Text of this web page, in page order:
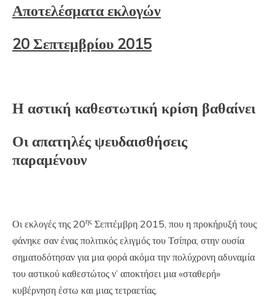
Αποτελέσματα εκλογών
20 Σεπτεμβρίου 2015
Η αστική καθεστωτική κρίση βαθαίνει
Οι απατηλές ψευδαισθήσεις
παραμένουν
Οι εκλογές της 20ης Σεπτέμβρη 2015, που η προκήρυξή τους
φάνηκε σαν ένας πολιτικός ελιγμός του Τσίπρα, στην ουσία
σηματοδότησαν για μια φορά ακόμα την πολύχρονη αδυναμία
του αστικού καθεστώτος ν’ αποκτήσει μια «σταθερή»
κυβέρνηση έστω και μιας τετραετίας.